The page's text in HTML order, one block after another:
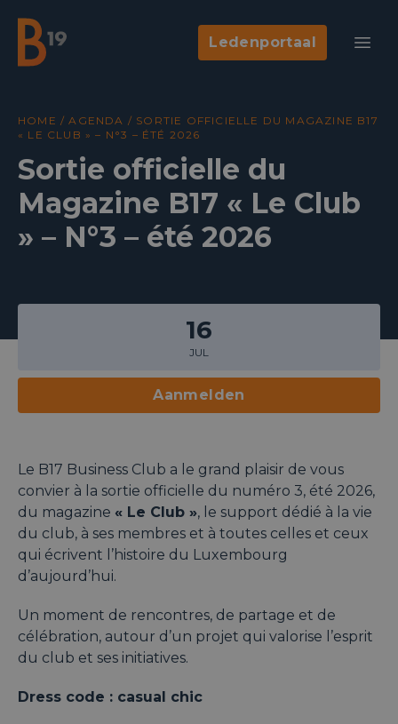
National Business Club & Networking
Ledenportaal
HOME /AGENDA / SORTIE OFFICIELLE DU MAGAZINE B17
« LE CLUB » – N°3 – ÉTÉ 2026
Sortie officielle du
Magazine B17 « Le Club
» – N°3 – été 2026
16
JUL
Aanmelden
Le B17 Business Club a le grand plaisir de vous
convier à la sortie officielle du numéro 3, été 2026,
du magazine « Le Club », le support dédié à la vie
du club, à ses membres et à toutes celles et ceux
qui écrivent l’histoire du Luxembourg
d’aujourd’hui.
Un moment de rencontres, de partage et de
célébration, autour d’un projet qui valorise l’esprit
du club et ses initiatives.
Dress code : casual chic